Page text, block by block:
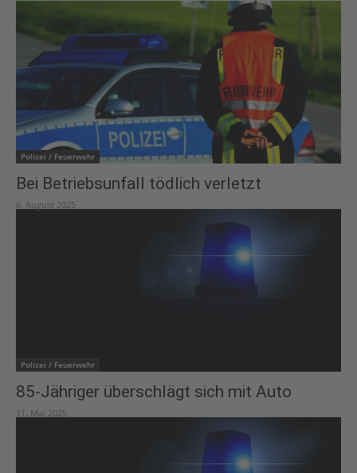
Polizei / Feuerwehr
Bei Betriebsunfall tödlich verletzt
6. August 2025
Polizei / Feuerwehr
85-Jähriger überschlägt sich mit Auto
11. Mai 2025